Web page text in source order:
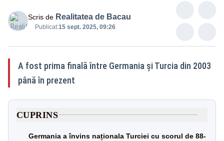
Scris de Realitatea de Bacau
Publicat:15 sept. 2025, 09:26
A fost prima finală între Germania și Turcia din 2003
până în prezent
CUPRINS
Germania a învins naționala Turciei cu scorul de 88-